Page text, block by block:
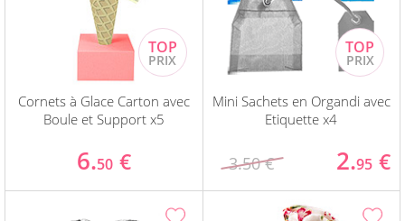
Cornets à Glace Carton avec
Boule et Support x5
6.50 €
Mini Sachets en Organdi avec
Etiquette x4
3.50 € 2.95 €